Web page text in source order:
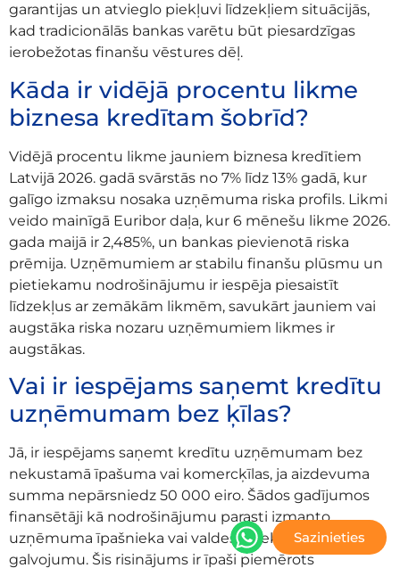
garantijas un atvieglo piekļuvi līdzekļiem situācijās,
kad tradicionālās bankas varētu būt piesardzīgas
ierobežotas finanšu vēstures dēļ.
Kāda ir vidējā procentu likme
biznesa kredītam šobrīd?
Vidējā procentu likme jauniem biznesa kredītiem
Latvijā 2026. gadā svārstās no 7% līdz 13% gadā, kur
galīgo izmaksu nosaka uzņēmuma riska profils. Likmi
veido mainīgā Euribor daļa, kur 6 mēnešu likme 2026.
gada maijā ir 2,485%, un bankas pievienotā riska
prēmija. Uzņēmumiem ar stabilu finanšu plūsmu un
pietiekamu nodrošinājumu ir iespēja piesaistīt
līdzekļus ar zemākām likmēm, savukārt jauniem vai
augstāka riska nozaru uzņēmumiem likmes ir
augstākas.
Vai ir iespējams saņemt kredītu
uzņēmumam bez ķīlas?
Jā, ir iespējams saņemt kredītu uzņēmumam bez
nekustamā īpašuma vai komercķīlas, ja aizdevuma
summa nepārsniedz 50 000 eiro. Šādos gadījumos
finansētāji kā nodrošinājumu parasti izmanto
uzņēmuma īpašnieka vai valdes locekļa personīgo
galvojumu. Šis risinājums ir īpaši piemērots
Sazinieties